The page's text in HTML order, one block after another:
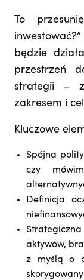
To
będzie
przestrzeń
strategii –
zakresem i
Kluczowe
Spójna
czy
Definicja
aktywów,
z myślą o